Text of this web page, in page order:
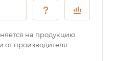
на продукцию
производителя.